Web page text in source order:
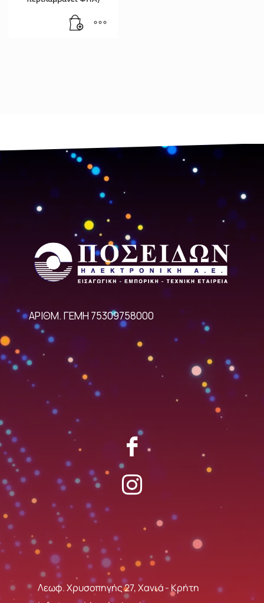
τιμή
ΑΡΙΘΜ. ΓΕΜΗ 75309758000
Λεωφ. Χρυσοπηγής 27, Χανιά - Κρήτη